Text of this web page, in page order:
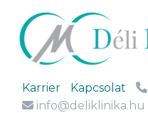
Karrier Kapcsolat
info@deliklinika.hu